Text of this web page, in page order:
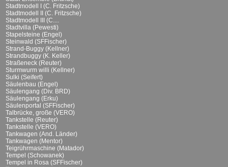
Stadtmodell I (C. Fritzsche)
Stadtmodell II (C. Fritzsche)
Stadtmodell III (C....
Stadtvilla (Pewesti)
Stapelsteine (Engel)
Steinwald (SFFischer)
Strand-Buggy (Kellner)
Strandbuggy (K. Keller)
Straßeneck (Reuter)
Sturmwurm willi (Kellner)
Sulki (Seifert)
Säulenbau (Engel)
Säulengang (Div. BRD)
Säulengang (Erku)
Säulenportal (SFFischer)
Talbrücke, große (VERO)
Tankstelle (Reuter)
Tankstelle (VERO)
Tankwagen (And. Länder)
Tankwagen (Mentor)
Teigrührmaschine (Matador)
Tempel (Schowanek)
Tempel in Rosa (SFFischer)